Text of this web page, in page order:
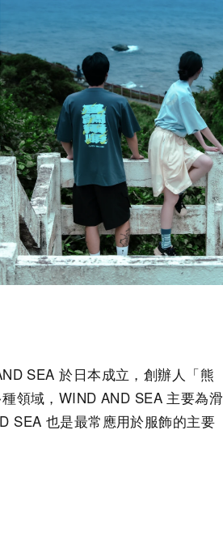
SEA 於日本成立，創辦人「熊
領域，WIND AND SEA 主要為滑
SEA 也是最常應用於服飾的主要